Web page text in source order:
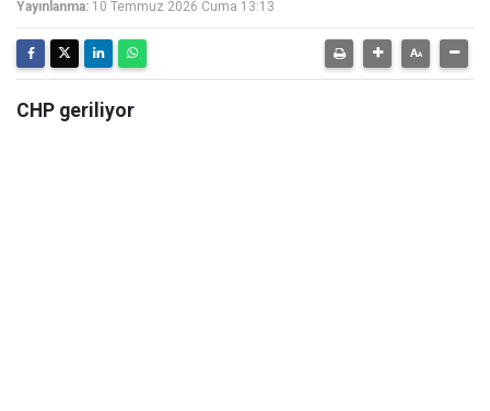
Yayınlanma: 10 Temmuz 2026 Cuma 13:13
CHP geriliyor